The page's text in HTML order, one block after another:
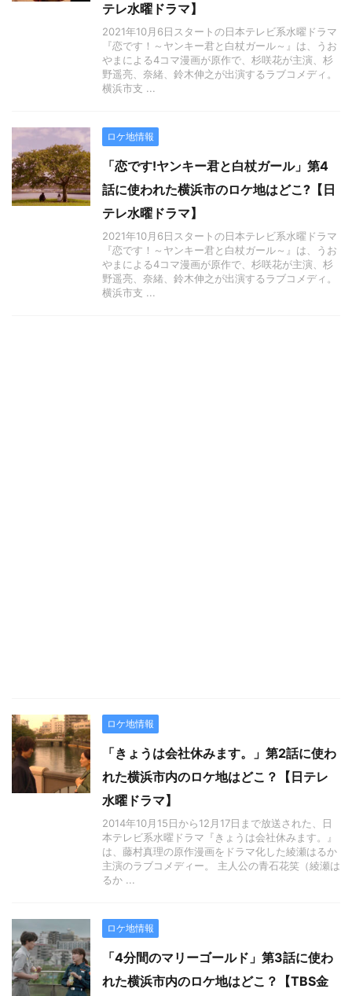
テレ水曜ドラマ】
2021年10月6日スタートの日本テレビ系水曜ドラマ
『恋です！～ヤンキー君と白杖ガール～』は、うお
やまによる4コマ漫画が原作で、杉咲花が主演、杉
野遥亮、奈緒、鈴木伸之が出演するラブコメディ。
横浜市支 ...
ロケ地情報
「恋です!ヤンキー君と白杖ガール」第4
話に使われた横浜市のロケ地はどこ?【日
テレ水曜ドラマ】
2021年10月6日スタートの日本テレビ系水曜ドラマ
『恋です！～ヤンキー君と白杖ガール～』は、うお
やまによる4コマ漫画が原作で、杉咲花が主演、杉
野遥亮、奈緒、鈴木伸之が出演するラブコメディ。
横浜市支 ...
ロケ地情報
「きょうは会社休みます。」第2話に使わ
れた横浜市内のロケ地はどこ？【日テレ
水曜ドラマ】
2014年10月15日から12月17日まで放送された、日
本テレビ系水曜ドラマ『きょうは会社休みます。』
は、藤村真理の原作漫画をドラマ化した綾瀬はるか
主演のラブコメディー。 主人公の青石花笑（綾瀬は
るか ...
ロケ地情報
「4分間のマリーゴールド」第3話に使わ
れた横浜市内のロケ地はどこ？【TBS金